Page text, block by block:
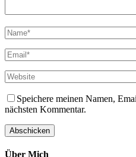
Speichere meinen Namen,
nächsten Kommentar.
Über Mich